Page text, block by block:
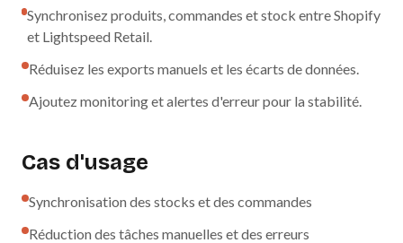
Synchronisez produits, commandes et stock entre Shopify
et Lightspeed Retail.
Réduisez les exports manuels et les écarts de données.
Ajoutez monitoring et alertes d'erreur pour la stabilité.
Cas d'usage
Synchronisation des stocks et des commandes
Réduction des tâches manuelles et des erreurs